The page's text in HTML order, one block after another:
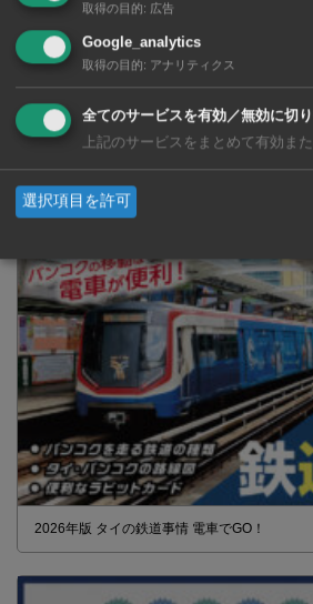
タイの薬いろいろ【タイ・バンコク】 薬局
市販薬 2026年最新版！
2026年版 タイの鉄道事情 電車でGO！
取得の目的: 広告
Google_analytics
取得の目的: アナリティクス
全てのサービスを有効／無効に切り
上記のサービスをまとめて有効ま
選択項目を許可